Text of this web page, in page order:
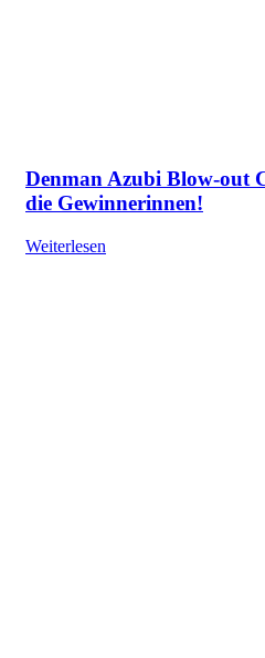
Denman Azubi Blow-out
die Gewinnerinnen!
Weiterlesen